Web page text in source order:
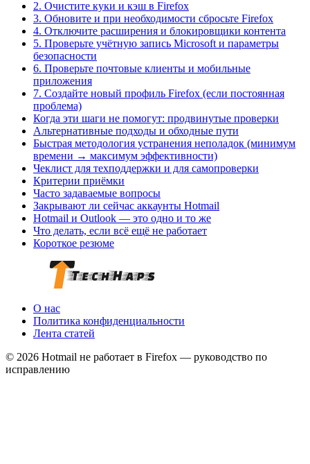
2. Очистите куки и кэш в Firefox
3. Обновите и при необходимости сбросьте Firefox
4. Отключите расширения и блокировщики контента
5. Проверьте учётную запись Microsoft и параметры
безопасности
6. Проверьте почтовые клиенты и мобильные
приложения
7. Создайте новый профиль Firefox (если постоянная
проблема)
Когда эти шаги не помогут: продвинутые проверки
Альтернативные подходы и обходные пути
Быстрая методология устранения неполадок (минимум
времени → максимум эффективности)
Чеклист для техподдержки и для самопроверки
Критерии приёмки
Часто задаваемые вопросы
Закрывают ли сейчас аккаунты Hotmail
Hotmail и Outlook — это одно и то же
Что делать, если всё ещё не работает
Короткое резюме
О нас
Политика конфиденциальности
Лента статей
© 2026 Hotmail не работает в Firefox — руководство по
исправлению